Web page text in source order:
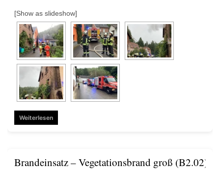
[Show as slideshow]
Weiterlesen
Brandeinsatz – Vegetationsbrand groß (B2.02)